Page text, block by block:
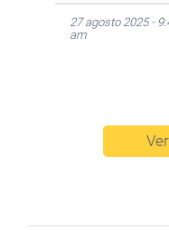
27 agosto 2025 -
am